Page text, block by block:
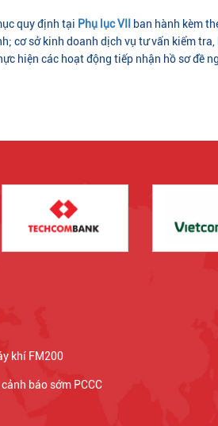
quy định tại Phụ lục VII ban hành kèm
cơ sở kinh doanh dịch vụ tư vấn kiểm
hiện các hoạt động tiếp nhận hồ sơ đề
khí FM200
báo sớm PCCC